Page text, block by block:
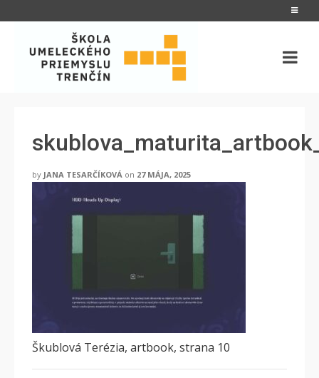
by JANA TESARČÍKOVÁ on 27 MÁJA, 2025
Škublová Terézia, artbook, strana 10